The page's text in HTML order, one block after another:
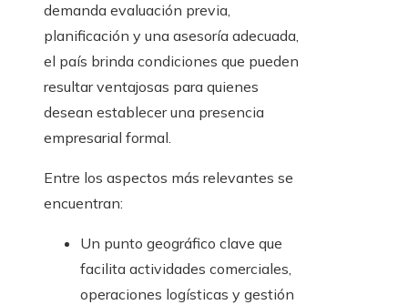
demanda evaluación previa,
planificación y una asesoría adecuada,
el país brinda condiciones que pueden
resultar ventajosas para quienes
desean establecer una presencia
empresarial formal.
Entre los aspectos más relevantes se
encuentran:
Un punto geográfico clave que
facilita actividades comerciales,
operaciones logísticas y gestión